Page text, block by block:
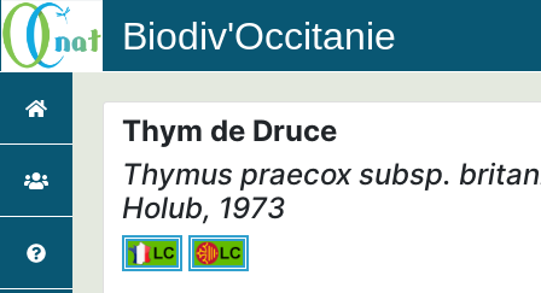
Biodiv'Occitanie
Thym de Druce
Thymus praecox subsp.
Holub, 1973